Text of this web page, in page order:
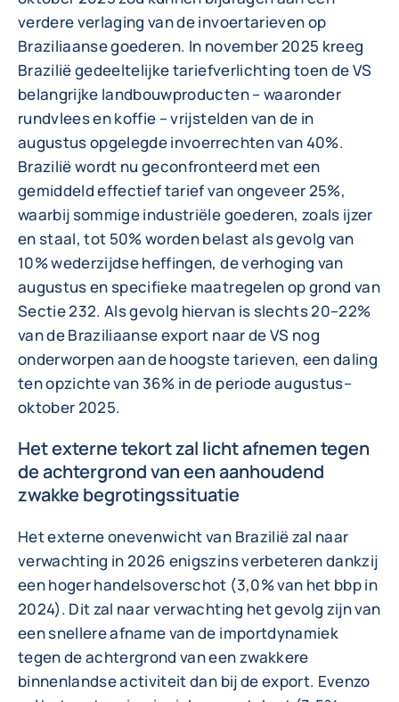
verdere verlaging van de invoertarieven op
Braziliaanse goederen. In november 2025 kreeg
Brazilië gedeeltelijke tariefverlichting toen de VS
belangrijke landbouwproducten – waaronder
rundvlees en koffie – vrijstelden van de in
augustus opgelegde invoerrechten van 40%.
Brazilië wordt nu geconfronteerd met een
gemiddeld effectief tarief van ongeveer 25%,
waarbij sommige industriële goederen, zoals ijzer
en staal, tot 50% worden belast als gevolg van
10% wederzijdse heffingen, de verhoging van
augustus en specifieke maatregelen op grond van
Sectie 232. Als gevolg hiervan is slechts 20–22%
van de Braziliaanse export naar de VS nog
onderworpen aan de hoogste tarieven, een daling
ten opzichte van 36% in de periode augustus–
oktober 2025.
Het externe tekort zal licht afnemen tegen
de achtergrond van een aanhoudend
zwakke begrotingssituatie
Het externe onevenwicht van Brazilië zal naar
verwachting in 2026 enigszins verbeteren dankzij
een hoger handelsoverschot (3,0% van het bbp in
2024). Dit zal naar verwachting het gevolg zijn van
een snellere afname van de importdynamiek
tegen de achtergrond van een zwakkere
binnenlandse activiteit dan bij de export. Evenzo